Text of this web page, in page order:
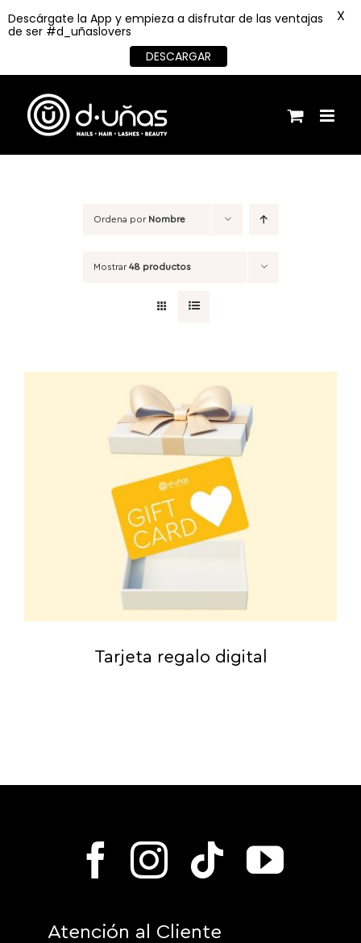
contenido
Ordena por Nombre
Mostrar48 productos
Tarjeta regalo digital
Atención al Cliente
Descárgate la App y empieza a disfrutar de las ventajas
de ser #d_uñaslovers
DESCARGAR
X